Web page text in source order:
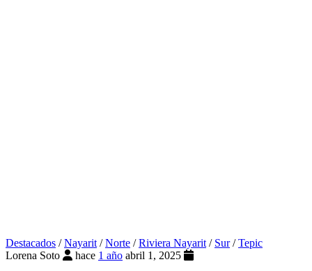
Destacados /Nayarit/Norte /Riviera Nayarit/ Sur/Tepic
Lorena Soto
hace 1 año abril 1, 2025